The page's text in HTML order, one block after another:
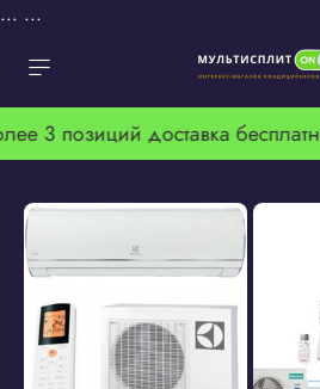
... ...
3 позиций доставка